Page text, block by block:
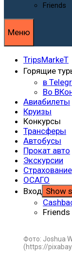
Friends
Меню
TripsMarkeT
Горящие
в
Во
Авиабилеты
Круизы
Конкурсы
Трансферы
Автобусы
Прокат авто
Экскурсии
Страхование
ОСАГО
Вход Show
Friends
Фото: Joshua
(https://